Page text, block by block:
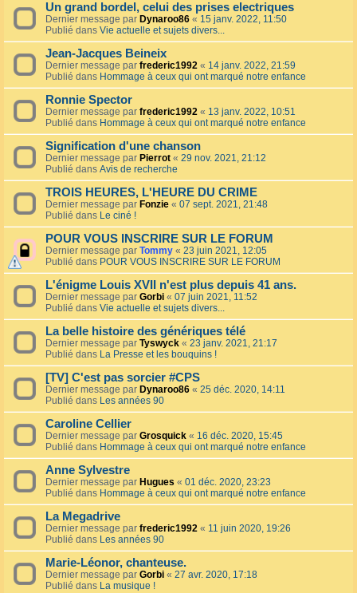
Un grand bordel, celui des prises electriques
Dernier message par Dynaroo86 « 15 janv. 2022, 11:50
Publié dans Vie actuelle et sujets divers...
Jean-Jacques Beineix
Dernier message par frederic1992 « 14 janv. 2022, 21:59
Publié dans Hommage à ceux qui ont marqué notre enfance
Ronnie Spector
Dernier message par frederic1992 « 13 janv. 2022, 10:51
Publié dans Hommage à ceux qui ont marqué notre enfance
Signification d'une chanson
Dernier message par Pierrot « 29 nov. 2021, 21:12
Publié dans Avis de recherche
TROIS HEURES, L'HEURE DU CRIME
Dernier message par Fonzie « 07 sept. 2021, 21:48
Publié dans Le ciné !
POUR VOUS INSCRIRE SUR LE FORUM
Dernier message par Tommy « 23 juin 2021, 12:05
Publié dans POUR VOUS INSCRIRE SUR LE FORUM
L'énigme Louis XVII n'est plus depuis 41 ans.
Dernier message par Gorbi « 07 juin 2021, 11:52
Publié dans Vie actuelle et sujets divers...
La belle histoire des génériques télé
Dernier message par Tyswyck « 23 janv. 2021, 21:17
Publié dans La Presse et les bouquins !
[TV] C'est pas sorcier #CPS
Dernier message par Dynaroo86 « 25 déc. 2020, 14:11
Publié dans Les années 90
Caroline Cellier
Dernier message par Grosquick « 16 déc. 2020, 15:45
Publié dans Hommage à ceux qui ont marqué notre enfance
Anne Sylvestre
Dernier message par Hugues « 01 déc. 2020, 23:23
Publié dans Hommage à ceux qui ont marqué notre enfance
La Megadrive
Dernier message par frederic1992 « 11 juin 2020, 19:26
Publié dans Les années 90
Marie-Léonor, chanteuse.
Dernier message par Gorbi « 27 avr. 2020, 17:18
Publié dans La musique !